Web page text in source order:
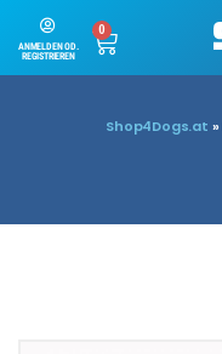
ANMELDEN OD.
REGISTRIEREN
0
Shop4Dogs.at »